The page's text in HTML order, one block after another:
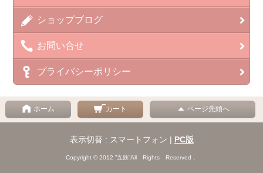
ショップブログ
お問い合せ
プライバシーポリシー
ホーム カート ページ先頭へ
表示切替 : スマートフォン | PC版
Copyright © 2012 ”五鉄”All Rights Reserved．